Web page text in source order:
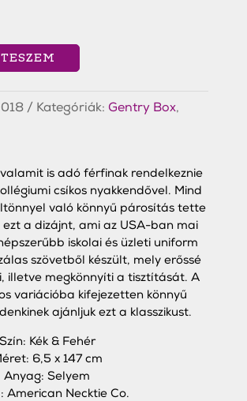
Kategóriák: Gentry Box,
is adó férfinak rendelkeznie
csíkos nyakkendővel. Mind
való könnyű párosítás tette
a dizájnt, ami az USA-ban mai
iskolai és üzleti uniform
szövetből készült, mely erőssé
illetve megkönnyíti a tisztítását. A
variációba kifejezetten könnyű
ajánljuk ezt a klasszikust.
Kék & Fehér
6,5 x 147 cm
Anyag: Selyem
American Necktie Co.